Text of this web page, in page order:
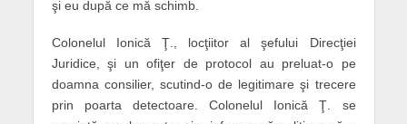
şi eu după ce mă schimb.
Colonelul Ionică Ţ., locţiitor al şefului Direcţiei
Juridice, şi un ofiţer de protocol au preluat-o pe
doamna consilier, scutind-o de legitimare şi trecere
prin poarta detectoare. Colonelul Ionică Ţ. se